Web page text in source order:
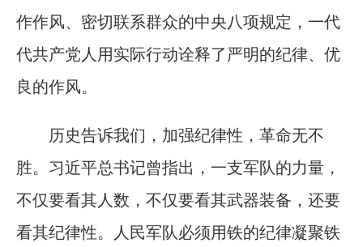
作作风、密切联系群众的中央八项规定，一代
代共产党人用实际行动诠释了严明的纪律、优
良的作风。
历史告诉我们，加强纪律性，革命无不
胜。习近平总书记曾指出，一支军队的力量，
不仅要看其人数，不仅要看其武器装备，还要
看其纪律性。人民军队必须用铁的纪律凝聚铁